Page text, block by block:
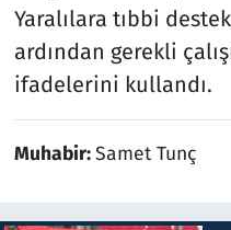
Yaralılara tıbbi
ardından gerekli
ifadelerini kullandı.
Muhabir:Samet Tunç